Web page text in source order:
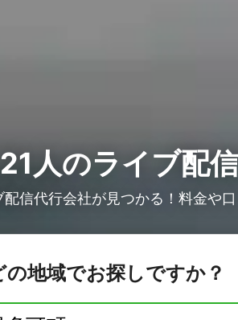
人のライブ配
信代行会社が見つかる！料金や
の地域でお探しですか？